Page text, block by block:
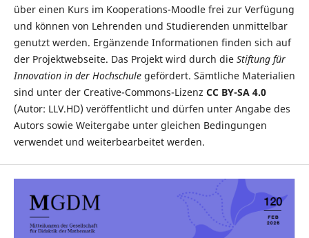
über einen Kurs im Kooperations-Moodle frei zur Verfügung
und können von Lehrenden und Studierenden unmittelbar
genutzt werden. Ergänzende Informationen finden sich auf
der Projektwebseite. Das Projekt wird durch die Stiftung für
Innovation in der Hochschulegefördert. Sämtliche Materialien
sind unter der Creative-Commons-Lizenz CC BY-SA 4.0
(Autor: LLV.HD) veröffentlicht und dürfen unter Angabe des
Autors sowie Weitergabe unter gleichen Bedingungen
verwendet und weiterbearbeitet werden.